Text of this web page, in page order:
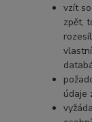
vzít
zpět,
údaje